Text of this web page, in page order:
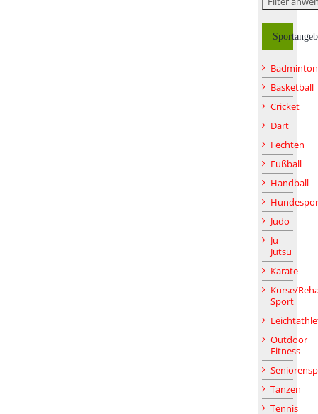
Badminton
Basketball
Cricket
Dart
Fechten
Fußball
Handball
Judo
Ju
Jutsu
Karate
Kurse/
Sport
Outdoor
Fitness
Tanzen
Tennis